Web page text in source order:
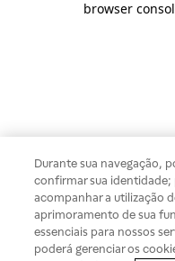
browser
Durante sua navegação,
confirmar sua identidade;
acompanhar a utilização
aprimoramento de sua
essenciais para nossos
poderá gerenciar os